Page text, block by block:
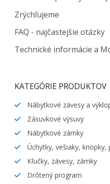
Zrýchľujeme
FAQ - najčastejšie otázky
Technické informácie a
KATEGÓRIE PRODUKTOV
Nábytkové závesy a
Zásuvkové výsuvy
Nábytkové zámky
Úchytky, vešiaky, knopky,
Kľučky, závesy, zámky
Drôtený program